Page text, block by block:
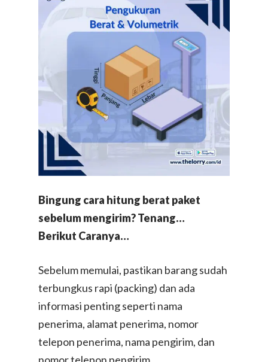
Bingung cara hitung berat paket
sebelum mengirim? Tenang…
Berikut Caranya…
Sebelum memulai, pastikan barang sudah
terbungkus rapi (packing) dan ada
informasi penting seperti nama
penerima, alamat penerima, nomor
telepon penerima, nama pengirim, dan